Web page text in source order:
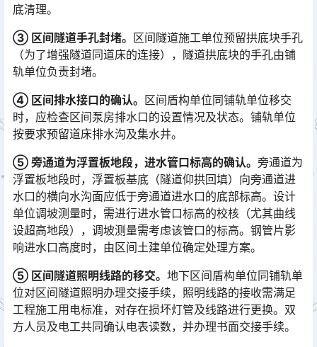
底清理。󠅅󠅃󠄵󠅂󠄪󠇖󠆨󠆨󠇕󠆞󠆒󠅬󠇘󠆭󠆘󠇙󠆝󠅵󠇗󠆭󠆁󠄐󠇗󠅹󠅸󠇖󠆍󠅳󠇖󠅹󠅰󠇖󠆌󠅹
③ 区间隧道手孔封堵。 区间隧道施工单位预留拱底块手孔
（为了增强隧道同道床的连接），隧道拱底块的手孔由铺
轨单位负责封堵。
④ 区间排水接口的确认。 区间盾构单位同铺轨单位移交
时，应检查区间泵房排水口的设置情况及状态。铺轨单位
按要求预留道床排水沟及集水井。
⑤ 旁通道为浮置板地段，进水管口标高的确认。 旁通道为
浮置板地段时，浮置板基底（隧道仰拱回填）向旁通道进
水口的横向水沟面应低于旁通道进水口的底部标高。设计
单位调坡测量时，需进行进水管口标高的校核（尤其曲线
设超高地段），调坡测量需考虑该管口的标高。钢管片影
响进水口高度时，由区间土建单位确定处理方案。󠅅󠅃󠄵󠅂󠄪󠇖󠆨󠆨󠇕󠆞󠆒󠅬󠇘󠆭󠆘󠇙󠆝󠅵󠇗󠆭󠆁󠄐󠇗󠅹󠅸󠇖󠆍󠅳󠇖󠅹󠅰󠇖󠆌󠅹
⑤ 区间隧道照明线路的移交。 地下区间盾构单位同铺轨单
位对区间隧道照明办理交接手续，照明线路的接收需满足
工程施工用电标准，对存在损坏灯管及线路进行更换。双
方人员及电工共同确认电表读数，并办理书面交接手续。󠅅󠅃󠄵󠅂󠄪󠇖󠆨󠆨󠇕󠆞󠆒󠅬󠇘󠆭󠆘󠇙󠆝󠅵󠇗󠆭󠆁󠄐󠇗󠅹󠅸󠇖󠆍󠅳󠇖󠅹󠅰󠇖󠆌󠅹